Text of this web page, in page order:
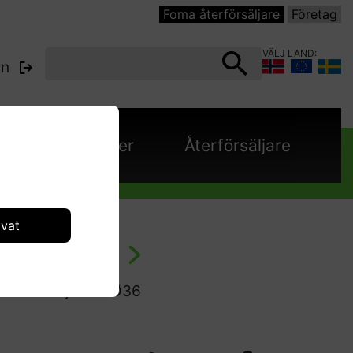
Foma återförsäljare Företag
VÄLJ LAND:
Kataloger Återförsäljare
För Djurhår Ø36